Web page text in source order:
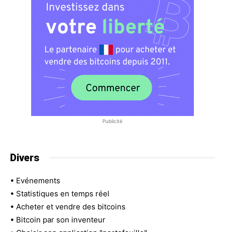
Publicité
Divers
• Evénements
• Statistiques en temps réel
• Acheter et vendre des bitcoins
• Bitcoin par son inventeur